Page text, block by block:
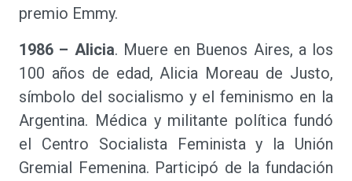
premio Emmy.
1986 – Alicia. Muere en Buenos Aires, a los
100 años de edad, Alicia Moreau de Justo,
símbolo del socialismo y el feminismo en la
Argentina. Médica y militante política fundó
el Centro Socialista Feminista y la Unión
Gremial Femenina. Participó de la fundación